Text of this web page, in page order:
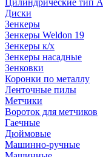
Цилиндрические тип А
Диски
Зенкеры
Зенкеры Weldon 19
Зенкеры к/х
Зенкеры насадные
Зенковки
Коронки по металлу
Ленточные пилы
Метчики
Вороток для метчиков
Гаечные
Дюймовые
Машинно-ручные